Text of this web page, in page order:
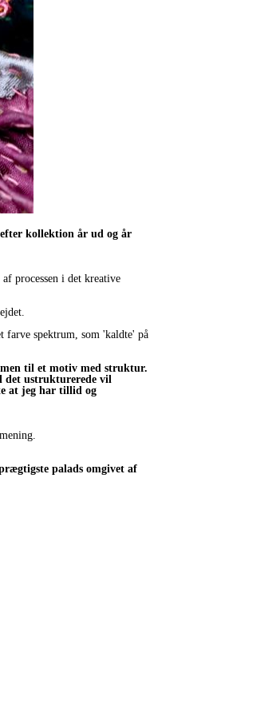
kollektion år ud og år
processen i det kreative
farve spektrum, som 'kaldte' på
til et motiv med struktur.
det ustrukturerede vil
at jeg har tillid og
palads omgivet af